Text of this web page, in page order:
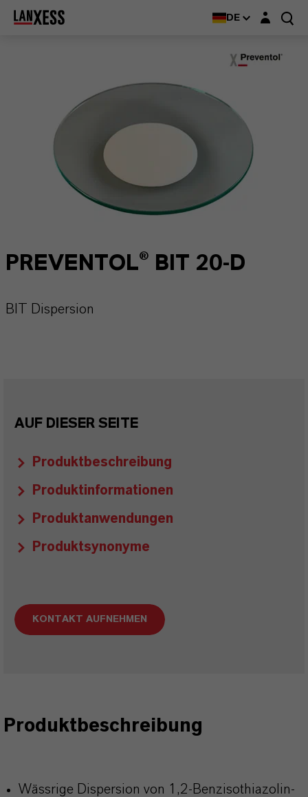
DE Login-Maske
PREVENTOL® BIT 20-D
BIT Dispersion
AUF DIESER SEITE
Produktbeschreibung
Produktinformationen
Produktanwendungen
Produktsynonyme
KONTAKT AUFNEHMEN
Produktbeschreibung
Wässrige Dispersion von 1,2-Benzisothiazolin-